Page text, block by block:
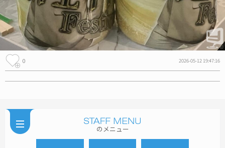
0 2026-05-12 19:47:16
のメニュー